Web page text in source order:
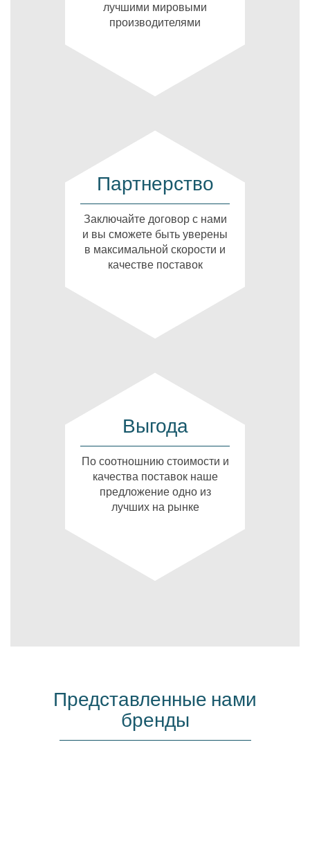
лучшими мировыми
производителями
Партнерство
Заключайте договор с нами
и вы сможете быть уверены
в максимальной скорости и
качестве поставок
Выгода
По соотношнию стоимости и
качества поставок наше
предложение одно из
лучших на рынке
Представленные нами
бренды